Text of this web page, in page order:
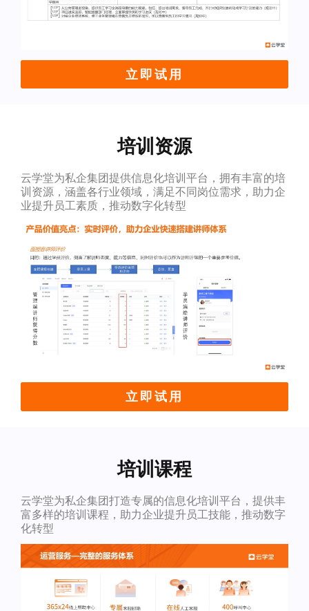
立即试用
培训资源
云学堂为私企集团提供信息化培训平台，拥有丰富的培
训资源，涵盖各行业领域，满足不同岗位需求，助力企
业提升员工素质，推动数字化转型
立即试用
培训课程
云学堂为私企集团打造专属的信息化培训平台，提供丰
富多样的培训课程，助力企业提升员工技能，推动数字
化转型